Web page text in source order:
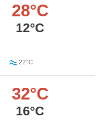
28°C
12°C
22°C
32°C
16°C